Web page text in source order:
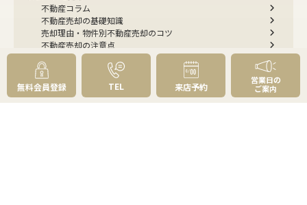
不動産コラム
不動産売却の基礎知識
売却理由・物件別不動産売却のコツ
不動産売却の注意点
不動産売却後の手続き
よくあるご質問 - 売りたい
スピード売却
不動産買取という売却方法
不動産のご売却お任せください
無料会員登録 TEL 来店予約
営業日の
ご案内